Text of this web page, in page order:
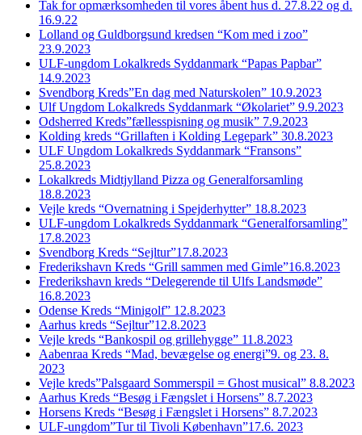
Tak for opmærksomheden til vores åbent hus d. 27.8.22 og d.
16.9.22
Lolland og Guldborgsund kredsen “Kom med i zoo”
23.9.2023
ULF-ungdom Lokalkreds Syddanmark “Papas Papbar”
14.9.2023
Svendborg Kreds”En dag med Naturskolen” 10.9.2023
Ulf Ungdom Lokalkreds Syddanmark “Økolariet” 9.9.2023
Odsherred Kreds”fællesspisning og musik” 7.9.2023
Kolding kreds “Grillaften i Kolding Legepark” 30.8.2023
ULF Ungdom Lokalkreds Syddanmark “Fransons”
25.8.2023
Lokalkreds Midtjylland Pizza og Generalforsamling
18.8.2023
Vejle kreds “Overnatning i Spejderhytter” 18.8.2023
ULF-ungdom Lokalkreds Syddanmark “Generalforsamling”
17.8.2023
Svendborg Kreds “Sejltur”17.8.2023
Frederikshavn Kreds “Grill sammen med Gimle”16.8.2023
Frederikshavn kreds “Delegerende til Ulfs Landsmøde”
16.8.2023
Odense Kreds “Minigolf” 12.8.2023
Aarhus kreds “Sejltur”12.8.2023
Vejle kreds “Bankospil og grillehygge” 11.8.2023
Aabenraa Kreds “Mad, bevægelse og energi”9. og 23. 8.
2023
Vejle kreds”Palsgaard Sommerspil = Ghost musical” 8.8.2023
Aarhus Kreds “Besøg i Fængslet i Horsens” 8.7.2023
Horsens Kreds “Besøg i Fængslet i Horsens” 8.7.2023
ULF-ungdom”Tur til Tivoli København”17.6. 2023